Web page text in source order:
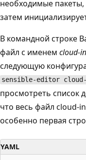
необходимые пакеты,
затем
В командной строке
файл с именем cloud-
следующую
sensible-editor
просмотреть список
что весь файл cloud-
особенно первая
YAML